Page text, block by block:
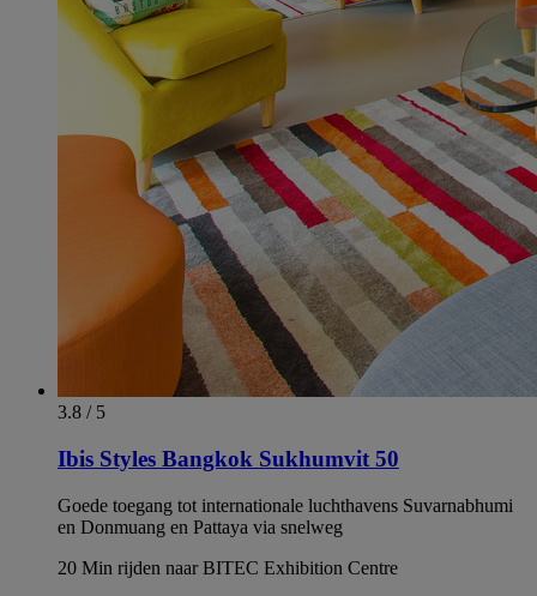
3.8 / 5
Ibis Styles Bangkok Sukhumvit 50
Goede toegang tot internationale luchthavens Suvarnabhumi
en Donmuang en Pattaya via snelweg
20 Min rijden naar BITEC Exhibition Centre